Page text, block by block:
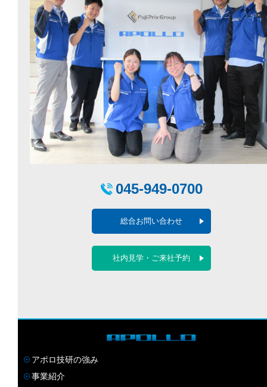
045-949-0700
総合お問い合わせ
社内見学・ご来社予約
アポロ技研の強み
事業紹介